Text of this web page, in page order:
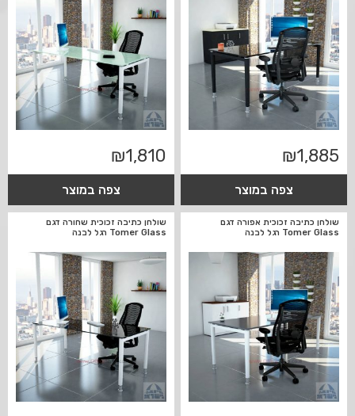
₪1,885
צפה במוצר
₪1,810
צפה במוצר
שולחן כתיבה זכוכית אפורה דגם
Tomer Glass רגל לבנה
שולחן כתיבה זכוכית שחורה דגם
Tomer Glass רגל לבנה